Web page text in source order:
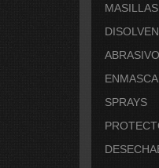
MASILLAS
SPRAYS